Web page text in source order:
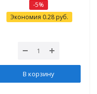
-5%
Экономия 0.28руб.
В корзину